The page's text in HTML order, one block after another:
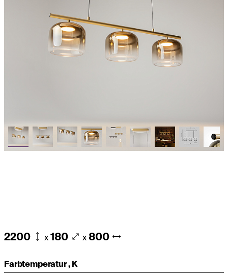
2200 x 180 x 800
Farbtemperatur , K